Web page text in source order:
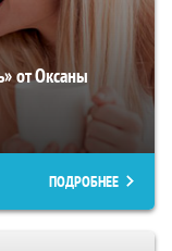
от Оксаны
ПОДРОБНЕЕ